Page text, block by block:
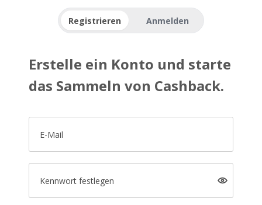
Registrieren Anmelden
Erstelle ein Konto und starte
das Sammeln von Cashback.
E-Mail
Kennwort festlegen